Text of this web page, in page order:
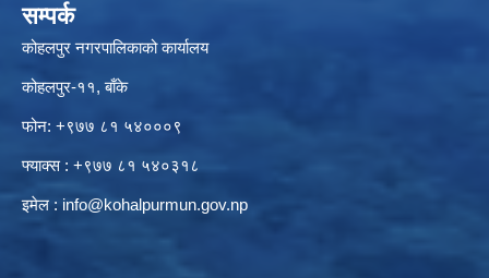
सम्पर्क
कोहलपुर नगरपालिकाको कार्यालय
कोहलपुर-११, बाँके
फोन: +९७७ ८१ ५४०००९
फ्याक्स : +९७७ ८१ ५४०३१८
इमेल : info@kohalpurmun.gov.np